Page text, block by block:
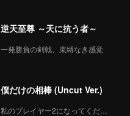
逆天至尊 ～天に抗う者～
一発勝負の剣戟、束縛なき感覚
僕だけの相棒 (Uncut Ver.)
私のプレイヤー2になってください